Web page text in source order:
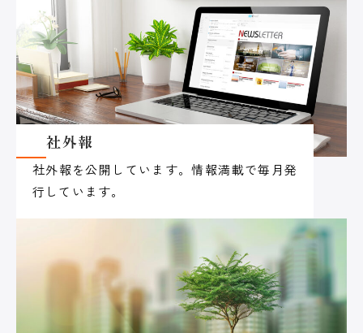
社外報
社外報を公開しています。情報満載で毎月発
行しています。